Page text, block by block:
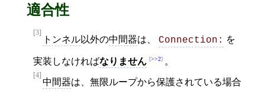
適合性
[3]
トンネル以外の中間器は、 Connection: を
実装しなければなりません >>2 。
[4]
中間器は、無限ループから保護されている場合